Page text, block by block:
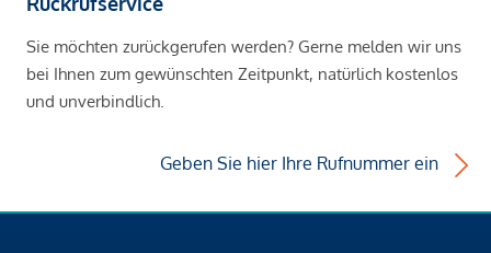
Sie möchten zurückgerufen werden? Gerne melden wir uns
bei Ihnen zum gewünschten Zeitpunkt, natürlich kostenlos
und unverbindlich.
Geben Sie hier Ihre Rufnummer ein